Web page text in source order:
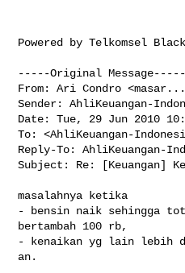
Powered by Telkomsel
-----Original Message-----
From: Ari Condro <
Sender: AhliKeuangan-
Date: Tue, 29 Jun 2010
To: <AhliKeuangan-
Reply-To: AhliKeuangan-
Subject: Re: [Keuangan]
masalahnya ketika
- bensin naik sehingga
bertambah 100 rb,
- kenaikan yg lain lebih
an.